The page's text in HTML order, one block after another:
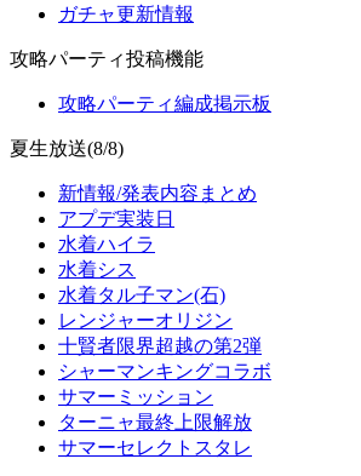
ガチャ更新情報
攻略パーティ投稿機能
攻略パーティ編成掲示板
夏生放送(8/8)
新情報/発表内容まとめ
アプデ実装日
水着ハイラ
水着シス
水着タル子マン(石)
レンジャーオリジン
十賢者限界超越の第2弾
シャーマンキングコラボ
サマーミッション
ターニャ最終上限解放
サマーセレクトスタレ